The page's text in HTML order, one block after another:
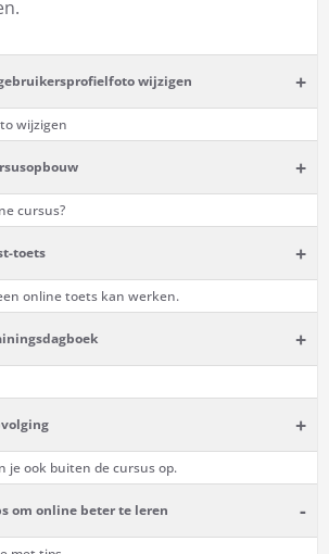
wijzigen +
wijzigen
+
cursus?
toets +
online toets kan werken.
+
+
je ook buiten de cursus op.
om online beter te leren -